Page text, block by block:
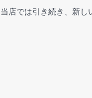
当店では引き続き、新し